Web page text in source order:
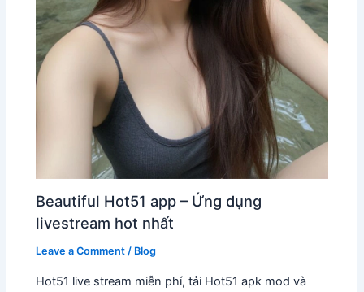
Beautiful Hot51 app – Ứng dụng
livestream hot nhất
Leave a Comment / Blog
Hot51 live stream miễn phí, tải Hot51 apk mod và